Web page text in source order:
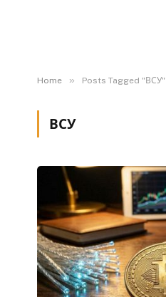
Home » Posts Tagged "ВСУ"
ВСУ